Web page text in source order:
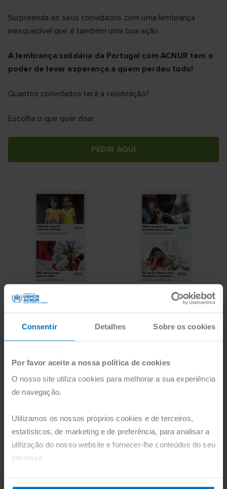
Consentir Detalhes Sobre os cookies
Por favor aceite a nossa política de cookies
O nosso site utiliza cookies para melhorar a sua experiência
de navegação.
Utilizamos os nossos próprios cookies e de terceiros,
estatísticos, de marketing e de preferência, para analisar a
utilização do nosso website e fornecer-lhe conteúdos do seu
interesse.
Surpreenda os seus convidados com uma lembrança
inesquecível que é também uma boa ação.
A lembrança solidária da Portugal com ACNUR tem o
poder de levar esperança a quem perdeu tudo!
Quantos convidados terá a celebração?
Escolha o que quer doar
PEDIR AQUI
1
Contacte-nos no formulário abaixo
ou através do nosso parceiro
Zankyou. Diga-nos que tipo de
celebração vai organizar, quando,
qual o donativo que quer fazer e
mês de antecedência para garantir